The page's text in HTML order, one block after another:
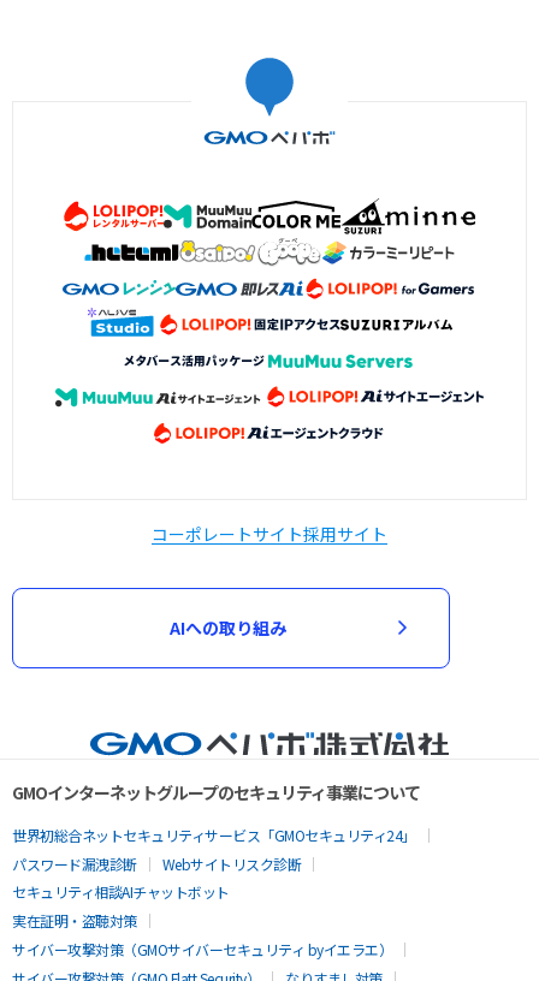
コーポレートサイト採用サイト
AIへの取り組み
GMOインターネットグループのセキュリティ事業について
世界初総合ネットセキュリティサービス「GMOセキュリティ24」
パスワード漏洩診断
Webサイトリスク診断
セキュリティ相談AIチャットボット
実在証明・盗聴対策
サイバー攻撃対策（GMOサイバーセキュリティ byイエラエ）